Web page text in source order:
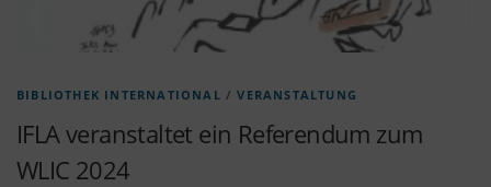
BIBLIOTHEK INTERNATIONAL /VERANSTALTUNG
IFLA veranstaltet ein Referendum zum
WLIC 2024